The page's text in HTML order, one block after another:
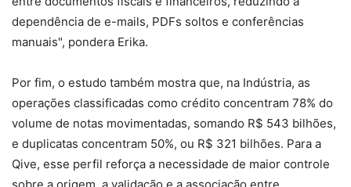
dependência de e-mails, PDFs soltos e conferências
manuais", pondera Erika.
Por fim, o estudo também mostra que, na Indústria, as
operações classificadas como crédito concentram 78% do
volume de notas movimentadas, somando R$ 543 bilhões,
e duplicatas concentram 50%, ou R$ 321 bilhões. Para a
Qive, esse perfil reforça a necessidade de maior controle